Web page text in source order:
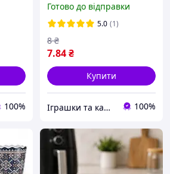
100%
00053130-5
Готово до відправки
5.0 (1)
7.84₴
8 ₴
Купити
Іграшки та канцтовари "Плюшево" 100%